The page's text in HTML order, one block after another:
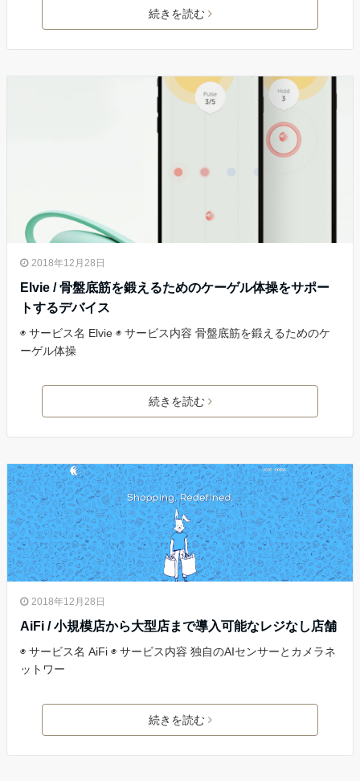
続きを読む
2018年12月28日
Elvie / 骨盤底筋を鍛えるためのケーゲル体操をサポー
トするデバイス
◉ サービス名 Elvie ◉ サービス内容 骨盤底筋を鍛えるためのケ
ーゲル体操
続きを読む
2018年12月28日
AiFi / 小規模店から大型店まで導入可能なレジなし店舗
◉ サービス名 AiFi ◉ サービス内容 独自のAIセンサーとカメラネ
ットワー
続きを読む